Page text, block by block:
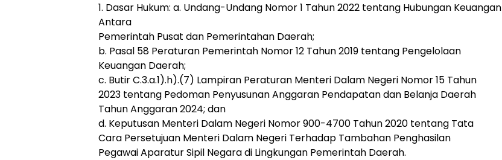
1. Dasar Hukum: a. Undang-Undang Nomor 1 Tahun 2022 tentang Hubungan Keuangan
Antara
Pemerintah Pusat dan Pemerintahan Daerah;
b. Pasal 58 Peraturan Pemerintah Nomor 12 Tahun 2019 tentang Pengelolaan
Keuangan Daerah;
c. Butir C.3.a.1).h).(7) Lampiran Peraturan Menteri Dalam Negeri Nomor 15 Tahun
2023 tentang Pedoman Penyusunan Anggaran Pendapatan dan Belanja Daerah
Tahun Anggaran 2024; dan
d. Keputusan Menteri Dalam Negeri Nomor 900-4700 Tahun 2020 tentang Tata
Cara Persetujuan Menteri Dalam Negeri Terhadap Tambahan Penghasilan
Pegawai Aparatur Sipil Negara di Lingkungan Pemerintah Daerah.